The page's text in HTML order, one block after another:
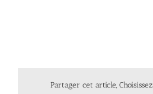
Partager cet article,